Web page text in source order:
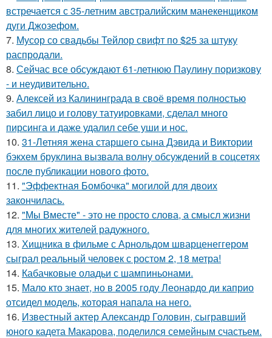
встречается с 35-летним австралийским манекенщиком
дуги Джозефом.
7. Мусор со свадьбы Тейлор свифт по $25 за штуку
распродали.
8. Сейчас все обсуждают 61-летнюю Паулину поризкову
- и неудивительно.
9. Алексей из Калининграда в своё время полностью
забил лицо и голову татуировками, сделал много
пирсинга и даже удалил себе уши и нос.
10. 31-Летняя жена старшего сына Дэвида и Виктории
бэкхем бруклина вызвала волну обсуждений в соцсетях
после публикации нового фото.
11. "Эффектная Бомбочка" могилой для двоих
закончилась.
12. "Мы Вместе" - это не просто слова, а смысл жизни
для многих жителей радужного.
13. Хищника в фильме с Арнольдом шварценеггером
сыграл реальный человек с ростом 2, 18 метра!
14. Кабачковые оладьи с шампиньонами.
15. Мало кто знает, но в 2005 году Леонардо ди каприо
отсидел модель, которая напала на него.
16. Известный актер Александр Головин, сыгравший
юного кадета Макарова, поделился семейным счастьем.